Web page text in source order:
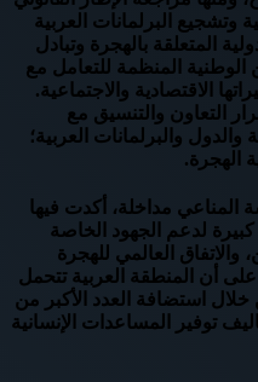
وتشجيع البرلمانات العربية
المتعلقة بالهجرة وتبادل
الوطنية المنظمة للتعامل مع
الاقتصادية والاجتماعية.
التعاون والتنسيق مع
والدول والبرلمانات العربية؛
الهجرة.
المناعي مداخلة، أكدت فيها
لدعم الجهود الخاصة
والاتفاق العالمي للهجرة
أن المنطقة العربية تتحمل
خلال استضافة العدد الأكبر من
توفير المساعدات الإنسانية